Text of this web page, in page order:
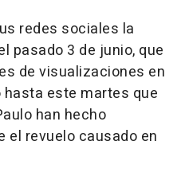
redes sociales la
pasado 3 de junio, que
de visualizaciones en
hasta este martes que
han hecho
el revuelo causado en